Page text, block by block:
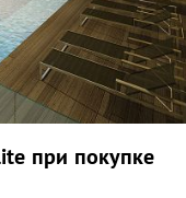
при покупке